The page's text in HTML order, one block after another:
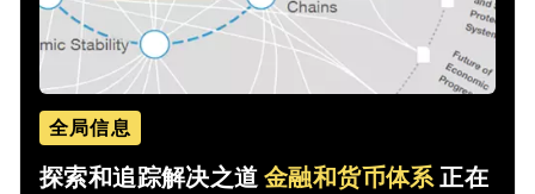
全局信息
探索和追踪解决之道金融和货币体系正在